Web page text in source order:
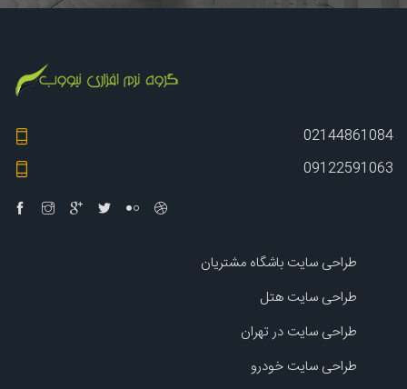
02144861084
09122591063
طراحی سایت باشگاه مشتریان
طراحی سایت هتل
طراحی سایت در تهران
طراحی سایت خودرو